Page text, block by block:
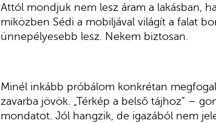
Attól mondjuk nem lesz áram a lakásban,
miközben Sédi a mobiljával világít a falat
ünnepélyesebb lesz. Nekem biztosan.
Minél inkább próbálom konkrétan
zavarba jövök. „Térkép a belső tájhoz” –
mondatot. Jól hangzik, de igazából nem